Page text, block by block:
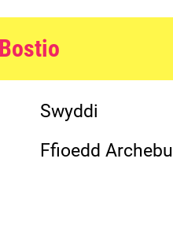
Swyddi
Ffioedd Archebu